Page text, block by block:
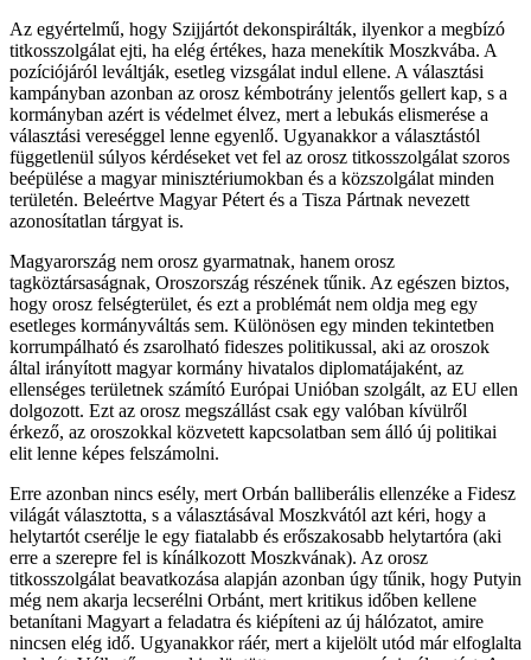
Az egyértelmű, hogy Szijjártót dekonspirálták, ilyenkor a megbízó
titkosszolgálat ejti, ha elég értékes, haza menekítik Moszkvába. A
pozíciójáról leváltják, esetleg vizsgálat indul ellene. A választási
kampányban azonban az orosz kémbotrány jelentős gellert kap, s a
kormányban azért is védelmet élvez, mert a lebukás elismerése a
választási vereséggel lenne egyenlő. Ugyanakkor a választástól
függetlenül súlyos kérdéseket vet fel az orosz titkosszolgálat szoros
beépülése a magyar minisztériumokban és a közszolgálat minden
területén. Beleértve Magyar Pétert és a Tisza Pártnak nevezett
azonosítatlan tárgyat is.
Magyarország nem orosz gyarmatnak, hanem orosz
tagköztársaságnak, Oroszország részének tűnik. Az egészen biztos,
hogy orosz felségterület, és ezt a problémát nem oldja meg egy
esetleges kormányváltás sem. Különösen egy minden tekintetben
korrumpálható és zsarolható fideszes politikussal, aki az oroszok
által irányított magyar kormány hivatalos diplomatájaként, az
ellenséges területnek számító Európai Unióban szolgált, az EU ellen
dolgozott. Ezt az orosz megszállást csak egy valóban kívülről
érkező, az oroszokkal közvetett kapcsolatban sem álló új politikai
elit lenne képes felszámolni.
Erre azonban nincs esély, mert Orbán balliberális ellenzéke a Fidesz
világát választotta, s a választásával Moszkvától azt kéri, hogy a
helytartót cserélje le egy fiatalabb és erőszakosabb helytartóra (aki
erre a szerepre fel is kínálkozott Moszkvának). Az orosz
titkosszolgálat beavatkozása alapján azonban úgy tűnik, hogy Putyin
még nem akarja lecserélni Orbánt, mert kritikus időben kellene
betanítani Magyart a feladatra és kiépíteni az új hálózatot, amire
nincsen elég idő. Ugyanakkor ráér, mert a kijelölt utód már elfoglalta